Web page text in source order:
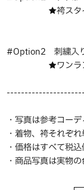
★袴スタイル
#Option2 刺繍入
★ワンランク
・写真は参考コーデ
・着物、袴それぞ
・価格はすべて税込
・商品写真は実物